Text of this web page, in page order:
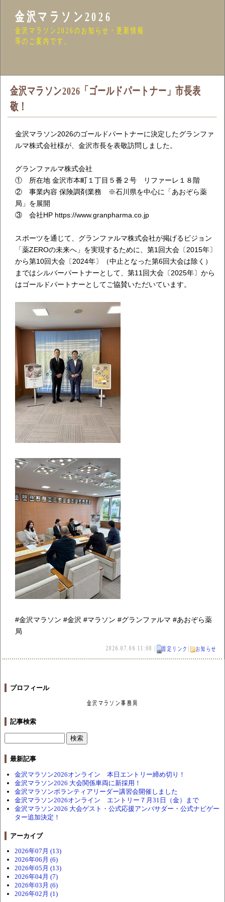
金沢マラソン2026
金沢マラソン2026のお知らせ・更新情報
等のご案内です。
金沢マラソン2026「ゴールドパートナー」市長表
敬！
金沢マラソン2026のゴールドパートナーに決定したグランファ
ルマ株式会社様が、金沢市長を表敬訪問しました。
グランファルマ株式会社
① 所在地 金沢市本町１丁目５番２号 リファーレ１８階
② 事業内容 保険調剤業務 ※石川県を中心に「あおぞら薬
局」を展開
③ 会社HP https://www.granpharma.co.jp
スポーツを通じて、グランファルマ株式会社が掲げるビジョン
「薬ZEROの未来へ」を実現するために、第1回大会〔2015年〕
から第10回大会〔2024年〕（中止となった第6回大会は除く）
まではシルバーパートナーとして、第11回大会〔2025年〕から
はゴールドパートナーとしてご協賛いただいています。
#金沢マラソン #金沢 #マラソン #グランファルマ #あおぞら薬
局
2026.07.06 11:00 | 固定リンク | お知らせ
プロフィール
金沢マラソン事務局
記事検索
最新記事
金沢マラソン2026オンライン 本日エントリー締め切り！
金沢マラソン2026 大会関係車両に新採用！
金沢マラソンボランティアリーダー講習会開催しました
金沢マラソン2026オンライン エントリー７月31日（金）まで
金沢マラソン2026 大会ゲスト・公式応援アンバサダー・公式ナビゲー
ター追加決定！
アーカイブ
2026年07月 (13)
2026年06月 (6)
2026年05月 (13)
2026年04月 (7)
2026年03月 (6)
2026年02月 (1)